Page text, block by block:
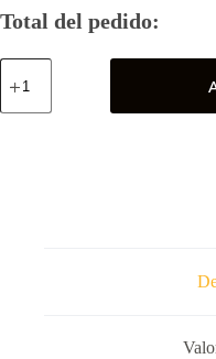
Total del pedido:
Green
Lantern